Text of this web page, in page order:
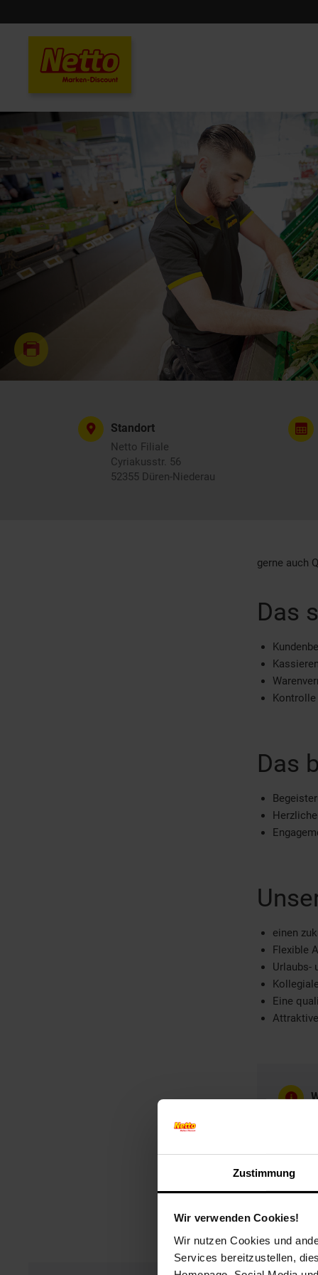
Zustimmung
Wir verwenden Cookies!
Wir nutzen Cookies und
Services bereitzustellen,
Standort
Netto Filiale
Cyriakusstr. 56
52355 Düren-Niederau
gerne auch
Das
Kontrolle
Das
einen
Flexible
Urlaubs-
Eine